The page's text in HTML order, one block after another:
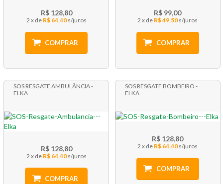
R$ 128,80
2 x R$ 64,40
COMPRAR
R$ 99,00
2 x R$ 49,50
COMPRAR
SOS RESGATE AMBULÂNCIA -
ELKA
R$ 128,80
2 x R$ 64,40
COMPRAR
SOS RESGATE BOMBEIRO -
ELKA
R$ 128,80
2 x R$ 64,40
COMPRAR